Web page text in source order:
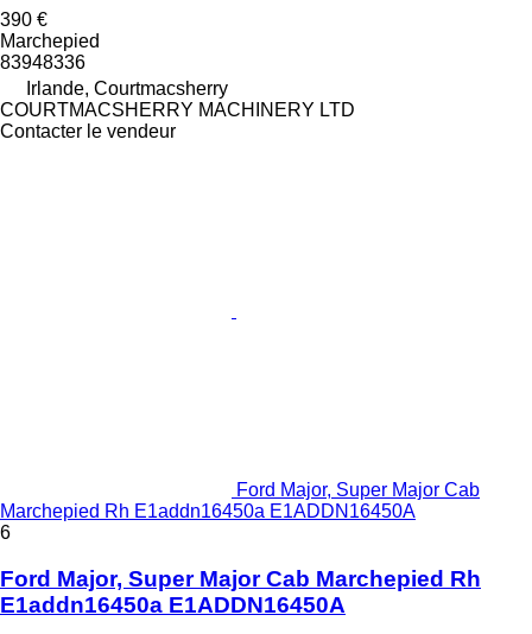
390 €
Marchepied
83948336
Irlande, Courtmacsherry
COURTMACSHERRY MACHINERY LTD
Contacter le vendeur
Ford Major, Super Major Cab
Marchepied Rh E1addn16450a E1ADDN16450A
6
Ford Major, Super Major Cab Marchepied Rh
E1addn16450a E1ADDN16450A